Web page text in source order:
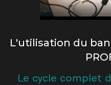
L'utilisation du
Le cycle complet